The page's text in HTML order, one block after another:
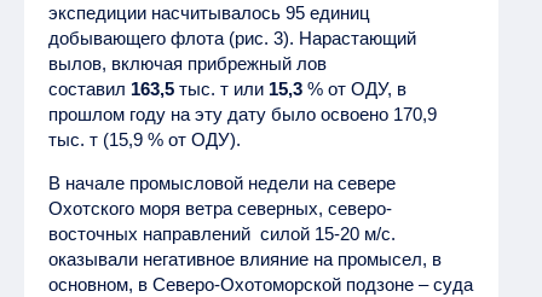
экспедиции насчитывалось 95 единиц
добывающего флота (рис. 3). Нарастающий
вылов, включая прибрежный лов
составил 163,5 тыс. т или 15,3 % от ОДУ, в
прошлом году на эту дату было освоено 170,9
тыс. т (15,9 % от ОДУ).
В начале промысловой недели на севере
Охотского моря ветра северных, северо-
восточных направлений силой 15-20 м/с.
оказывали негативное влияние на промысел, в
основном, в Северо-Охотоморской подзоне – суда